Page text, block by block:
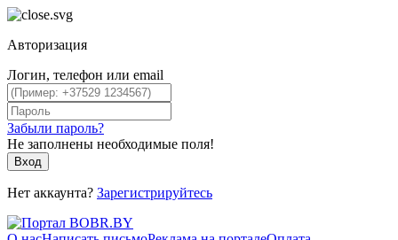
Авторизация
Логин, телефон или email
Забыли пароль?
Не заполнены необходимые поля!
Вход
Нет аккаунта? Зарегистрируйтесь